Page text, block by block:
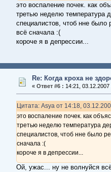
это воспаление почек. как
третью неделю температура
специалистов, чтоб нне было
всё сначала :(
короче я в депрессии...
Re: Когда кроха не
« Ответ #6 : 14:21, 03.12.2007
Цитата: Asya от 14:18,
это воспаление почек. как
третью неделю температура
специалистов, чтоб нне было
сначала :(
короче я в депрессии...
Ой, ужас... ну не волнуйся